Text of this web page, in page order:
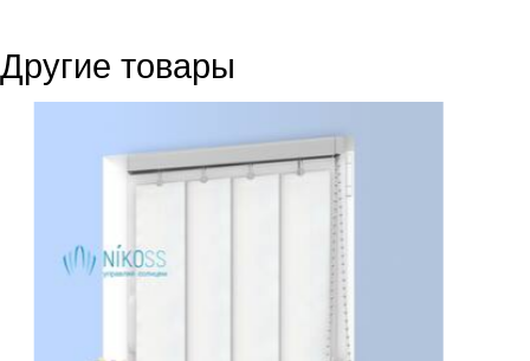
Другие товары